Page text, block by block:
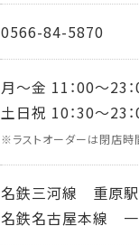
0566-84-5870
月～金 11：00～23
土日祝 10：30～23
※ラストオーダーは閉店時
名鉄三河線 重原
名鉄名古屋本線